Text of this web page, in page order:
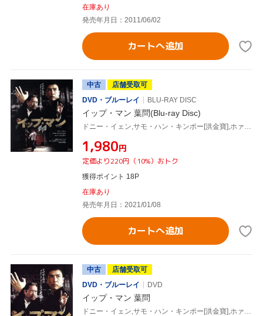
在庫あり
発売年月日：2011/06/02
カートへ追加
中古
店舗受取可
DVD・ブルーレイ
BLU-RAY DISC
イップ・マン 葉問(Blu-ray Disc)
ドニー・イェン,サモ・ハン・キンポー[洪金寶],ホァン・シャオミン[黄暁明],ウィルソン・イップ(監督),川井憲次(音楽)
¥1,980円
定価より220円（10%）おトク
獲得ポイント 18P
在庫あり
発売年月日：2021/01/08
カートへ追加
中古
店舗受取可
DVD・ブルーレイ
DVD
イップ・マン 葉問
ドニー・イェン,サモ・ハン・キンポー[洪金寶],ホァン・シャオミン[黄暁明],ウィルソン・イップ(監督),川井憲次(音楽)